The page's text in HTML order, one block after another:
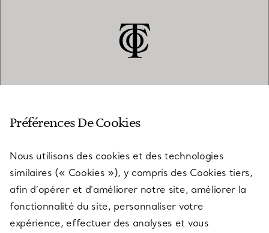
SERVICES
À PROPOS
Préférences De Cookies
Nous utilisons des cookies et des technologies
similaires (« Cookies »), y compris des Cookies tiers,
afin d’opérer et d’améliorer notre site, améliorer la
fonctionnalité du site, personnaliser votre
expérience, effectuer des analyses et vous